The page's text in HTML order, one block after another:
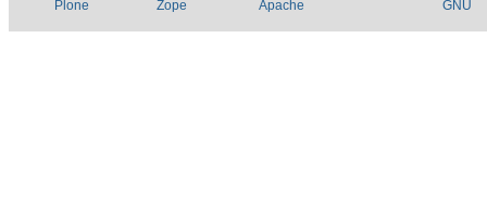
Plone Zope Apache GNU